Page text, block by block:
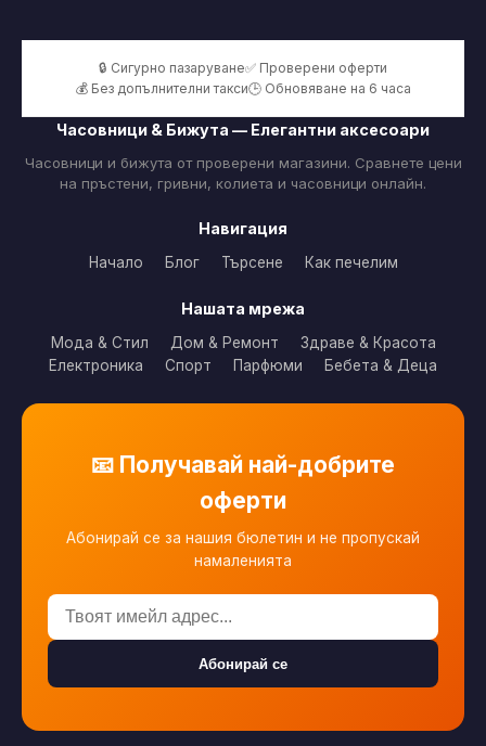
🔒 Сигурно пазаруване✅ Проверени оферти
💰 Без допълнителни такси🕒 Обновяване на 6 часа
Часовници & Бижута — Елегантни аксесоари
Часовници и бижута от проверени магазини. Сравнете цени
на пръстени, гривни, колиета и часовници онлайн.
Навигация
Начало Блог Търсене Как печелим
Нашата мрежа
Мода & Стил Дом & Ремонт
Здраве & Красота
Електроника
Спорт Парфюми Бебета & Деца
📧 Получавай най-добрите
оферти
Абонирай се за нашия бюлетин и не пропускай
намаленията
Абонирай се